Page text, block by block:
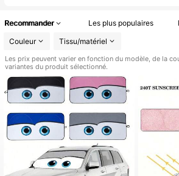
Recommander Les plus populaires
Couleur
Tissu/matériel
Les prix peuvent varier en fonction du modèle, de la
variantes du produit sélectionné.